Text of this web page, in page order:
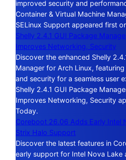
improved security and
Container & Virtual Machine
SELinux Support appeared first
Shelly 2.4.1 GUI Package
Improves Networking, Security
Discover the enhanced Shelly
Manager for Arch Linux,
and security for a seamless user
Shelly 2.4.1 GUI Package
Improves Networking, Security
Today.
Coreboot 26.06 Adds Early Intel
Strix Halo Support
Discover the latest features in
early support for Intel Nova Lake